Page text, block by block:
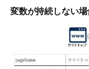
変数が持続しない場